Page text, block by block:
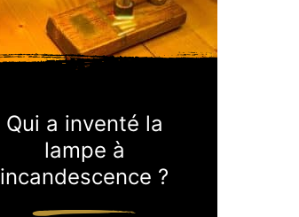
Qui a inventé la
lampe à
incandescence ?